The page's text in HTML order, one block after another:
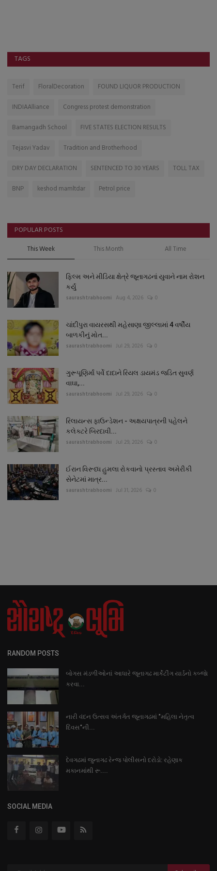
TAGS
Terif FloralDecoration
FOUND LIQUOR PRODUCTION
INDIAAlliance
Congress protest demonstration
Bamangadh School
FIVE STATES ELECTION RESULTS
Tejasvi Yadav
Tradition and Brotherhood
DRY DAY DECLARATION
SENTENCED TO 30 YEARS
TOLL TAX
BNP
keshod mamltdar Petrol price
POPULAR POSTS
This Week This Month All Time
ફિલ્મ અને મીડિયા ક્ષેત્રે જૂનાગઢનાં યુવાને નામ રોશન
કર્યું
saurashtrabhoomi Aug 4, 2026 0
ચાંદીપુરા વાયરસથી મહેસાણા જીલ્લામાં 4 વર્ષીય
બાળકીનું મોત...
saurashtrabhoomi Jul 29, 2026 0
ગુરૂપૂણિર્માં પર્વે દાદાને રિયલ ડાયમંડ જડિત સુવર્ણ
વાઘા,...
saurashtrabhoomi Jul 29, 2026 0
રિલાયન્સ ફાઉન્ડેશન - અક્ષયપાત્રની પહેલને
કલેક્ટરે બિરદાવી...
saurashtrabhoomi Jul 29, 2026 0
ઈરાન વિરૂધ્ધ હુમલા રોકવાનો પ્રસ્તાવ અમેરીકી
સેનેટમાં માત્ર...
saurashtrabhoomi Jul 31, 2026 0
RANDOM POSTS
બોગસ મંડળીઓનાં આધારે જૂનાગઢ માર્કેટીંગ યાર્ડનો કબ્જાે
કરવા...
નારી વંદન ઉત્સવ અંતર્ગત જૂનાગઢમાં "મહિલા નેતૃત્વ
દિવસ"ની...
દેવગઢમાં જુનાગઢ રેન્જ પોલીસનો દરોડો: રહેણાક
મકાનમાંથી રૂ....
SOCIAL MEDIA